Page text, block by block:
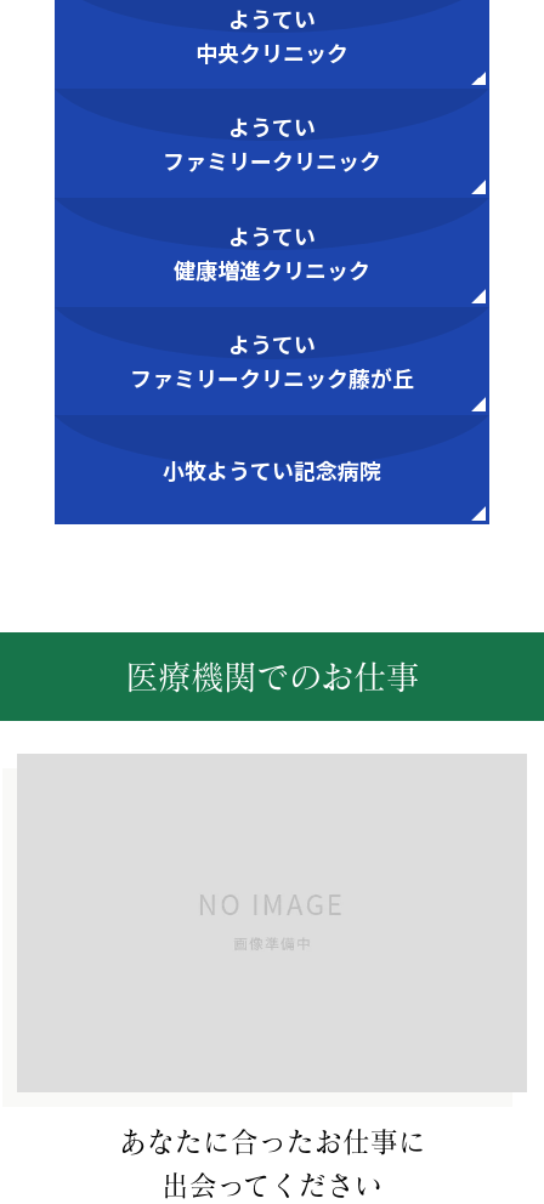
ようてい
中央クリニック
ようてい
ファミリークリニック
ようてい
健康増進クリニック
ようてい
ファミリークリニック藤が丘
小牧ようてい記念病院
医療機関でのお仕事
あなたに合ったお仕事に
出会ってください